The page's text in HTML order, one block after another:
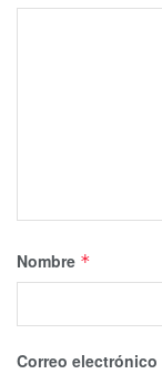
Nombre *
Correo electrónico